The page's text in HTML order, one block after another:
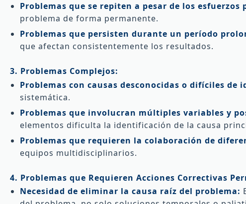
Problemas que se repiten a pesar de los esfuerzos
problema de forma permanente.
Problemas que persisten durante un período
que afectan consistentemente los resultados.
3. Problemas Complejos:
Problemas con causas desconocidas o difíciles de
sistemática.
Problemas que involucran múltiples variables y
elementos dificulta la identificación de la causa
Problemas que requieren la colaboración de
equipos multidisciplinarios.
4. Problemas que Requieren Acciones Correctivas
Necesidad de eliminar la causa raíz del problema: